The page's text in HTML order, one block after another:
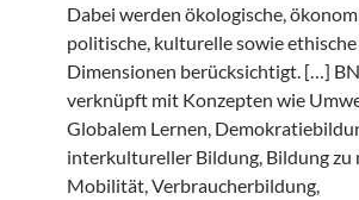
Dabei werden ökologische,
politische, kulturelle sowie
Dimensionen berücksichtigt. […]
verknüpft mit Konzepten wie
Globalem Lernen,
interkultureller Bildung, Bildung zu
Mobilität, Verbraucherbildung,